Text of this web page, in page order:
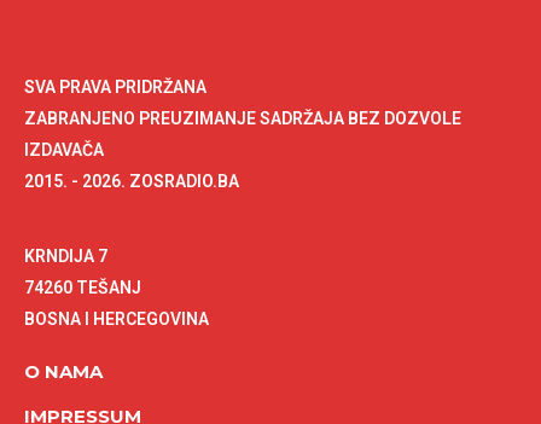
SVA PRAVA PRIDRŽANA
ZABRANJENO PREUZIMANJE SADRŽAJA BEZ DOZVOLE
IZDAVAČA
2015. - 2026. ZOSRADIO.BA
KRNDIJA 7
74260 TEŠANJ
BOSNA I HERCEGOVINA
O NAMA
IMPRESSUM